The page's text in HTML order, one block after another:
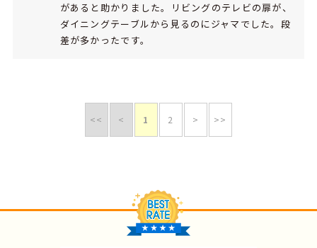
があると助かりました。リビングのテレビの扉が、
ダイニングテーブルから見るのにジャマでした。段
差が多かったです。
<< < 1 2 > >>